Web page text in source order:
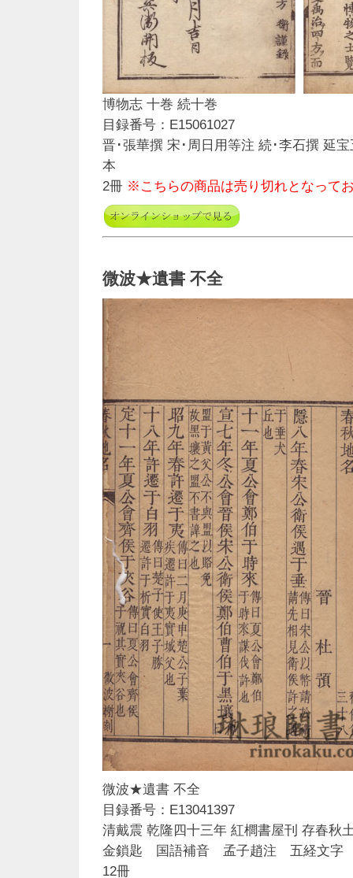
博物志 十巻 続十巻
目録番号：E15061027
晋･張華撰 宋･周日用等注 続･李石撰 延
本
2冊 ※こちらの商品は売り切れとなって
微波★遺書 不全
微波★遺書 不全
目録番号：E13041397
清戴震 乾隆四十三年 紅櫚書屋刊 存春
金鎖匙 国語補音 孟子趙注 五経文字
12冊